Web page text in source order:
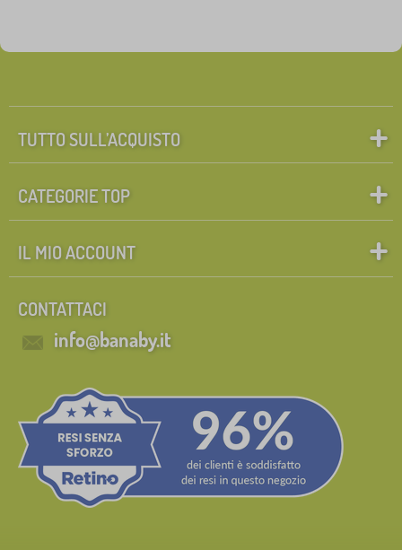
TUTTO SULL’ACQUISTO
CATEGORIE TOP
IL MIO ACCOUNT
CONTATTACI
info@banaby.it